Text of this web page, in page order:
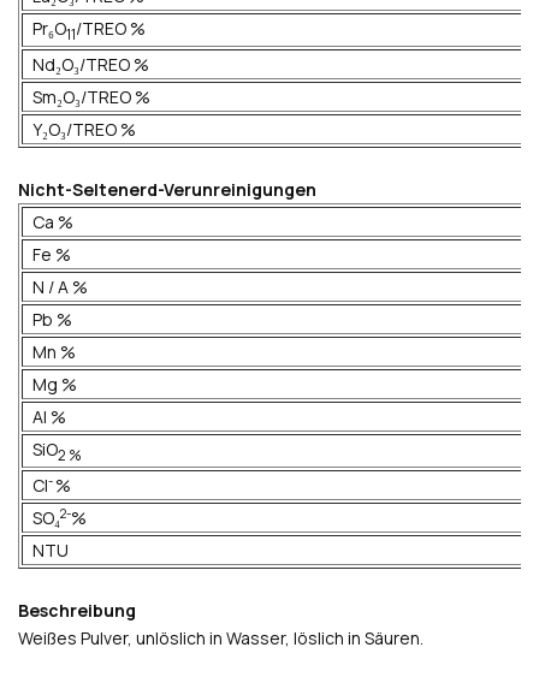
Pr₆O11/TREO %
Nd₂O₃/TREO %
Sm₂O₃/TREO %
Y₂O₃/TREO %
Nicht-Seltenerd-Verunreinigungen
Ca %
Fe %
N / A %
Pb %
Mn %
Mg %
Al %
SiO2 %
CI- %
SO₄2-%
NTU
Beschreibung
Weißes Pulver, unlöslich in Wasser, löslich in Säuren.